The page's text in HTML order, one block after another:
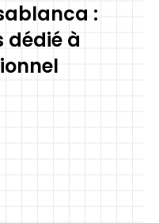
:
dédié à